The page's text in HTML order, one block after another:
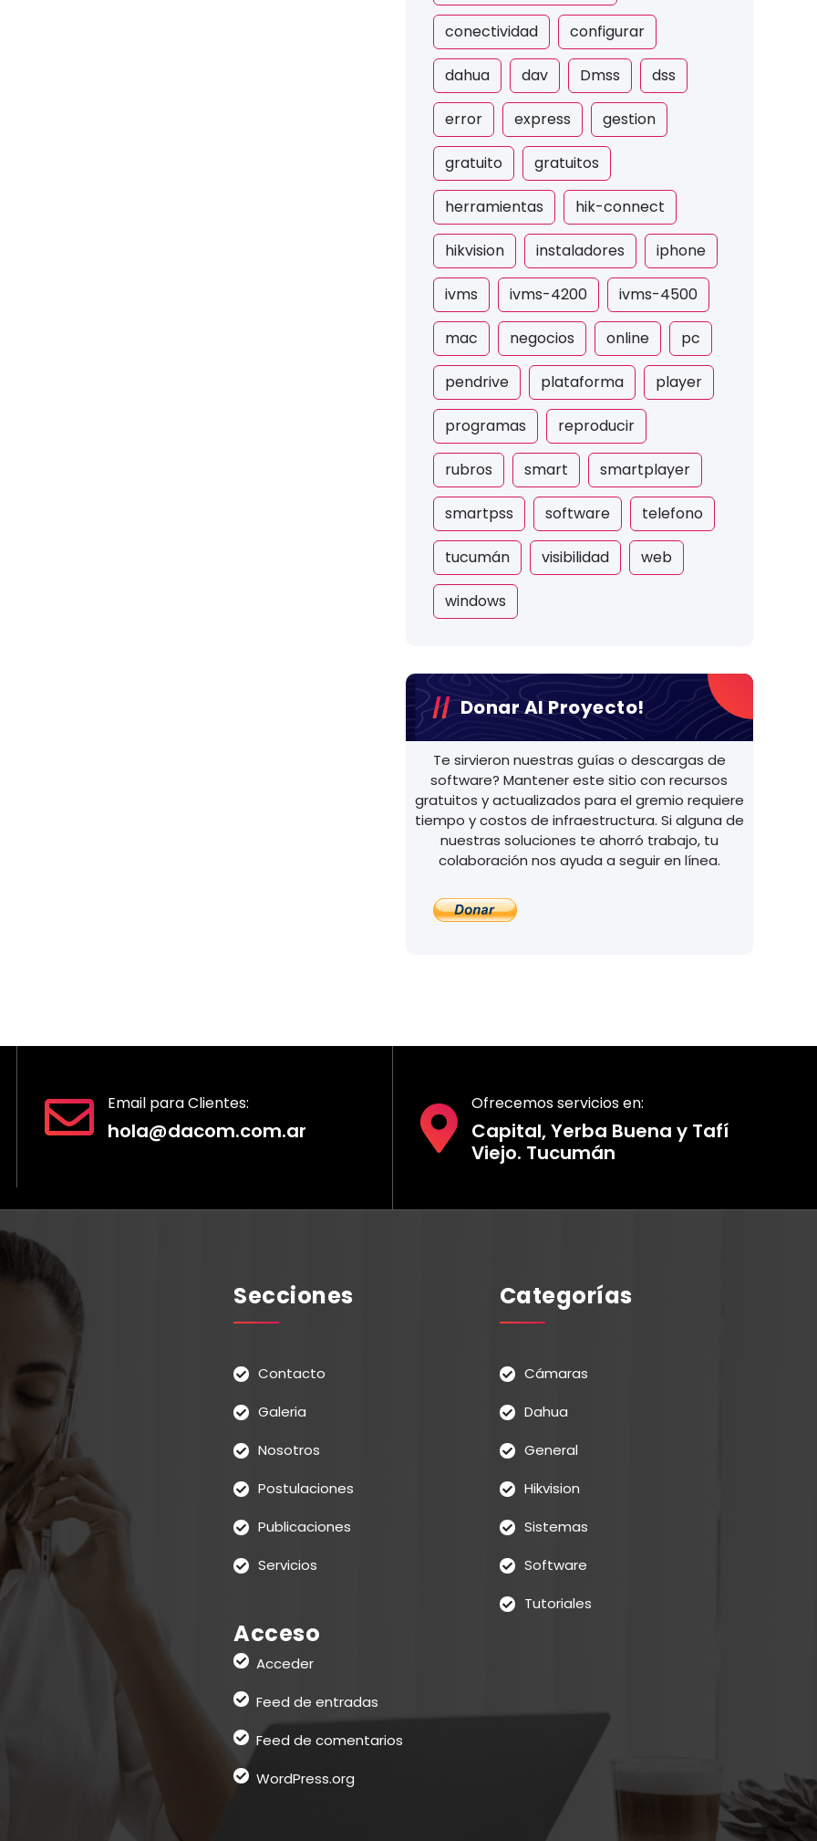
conectividad configurar
dahua dav Dmss dss
error express gestion
gratuito gratuitos
herramientas hik-connect
hikvision instaladores iphone
ivms ivms-4200 ivms-4500
mac negocios online pc
pendrive plataforma player
programas reproducir
rubros smart smartplayer
smartpss software telefono
tucumán visibilidad web
windows
Donar Al Proyecto!
Te sirvieron nuestras guías o descargas de
software? Mantener este sitio con recursos
gratuitos y actualizados para el gremio requiere
tiempo y costos de infraestructura. Si alguna de
nuestras soluciones te ahorró trabajo, tu
colaboración nos ayuda a seguir en línea.
Email para Clientes:
hola@dacom.com.ar
Ofrecemos servicios en:
Capital, Yerba Buena y Tafí
Viejo. Tucumán
Secciones
Contacto
Galeria
Nosotros
Postulaciones
Publicaciones
Servicios
Acceso
Acceder
Feed de entradas
Feed de comentarios
WordPress.org
Categorías
Cámaras
Dahua
General
Hikvision
Sistemas
Software
Tutoriales